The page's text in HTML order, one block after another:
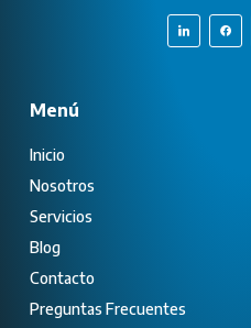
Menú
Inicio
Nosotros
Servicios
Blog
Contacto
Preguntas Frecuentes